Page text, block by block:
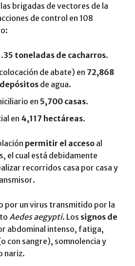
brigadas de vectores de la
de control en 108
toneladas de cacharros.
de abate) en 72,868
de agua.
en 5,700 casas.
en 4,117 hectáreas.
permitir el acceso al
el cual está debidamente
recorridos casa por casa y
por un virus transmitido por la
Aedes aegypti. Los signos de
abdominal intenso, fatiga,
con sangre), somnolencia y
nariz.